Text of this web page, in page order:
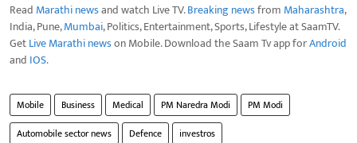
Read Marathi newsand watch Live TV.Breaking newsfrom Maharashtra,
India, Pune,Mumbai, Politics, Entertainment, Sports, Lifestyle at SaamTV.
GetLive Marathi newson Mobile. Download the Saam Tv app forAndroid
and IOS.
Mobile Business Medical PM Naredra Modi
PM Modi
Automobile sector news
Defence investros